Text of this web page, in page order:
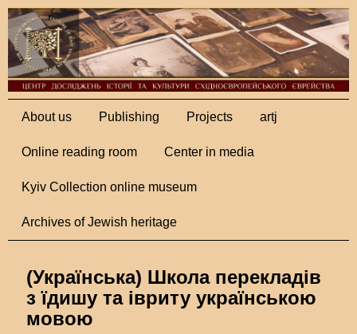
About us Publishing Projects artj
Online reading room Center in media
Kyiv Collection online museum
Archives of Jewish heritage
(Українська) Школа перекладів
з їдишу та івриту українською
мовою